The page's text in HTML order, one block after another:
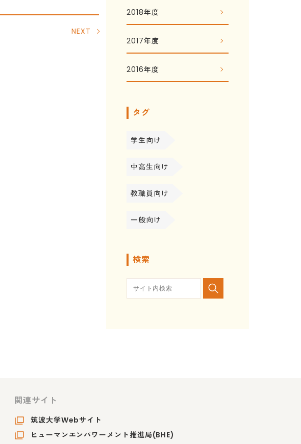
NEXT
2018年度
2017年度
2016年度
タグ
学生向け
中高生向け
教職員向け
一般向け
検索
関連サイト
筑波大学Webサイト
ヒューマンエンパワーメント推進局(BHE)